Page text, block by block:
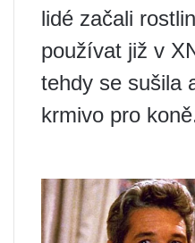
lidé začali
používat již v
tehdy se sušila
krmivo pro